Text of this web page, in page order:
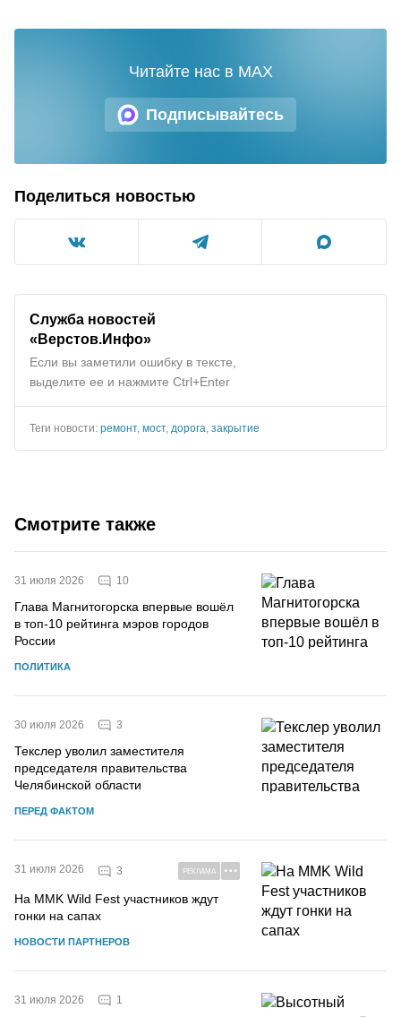
Подписывайтесь
Читайте нас в MAX
Поделиться новостью
Служба новостей
«Верстов.Инфо»
Если вы заметили ошибку в тексте,
выделите ее и нажмите Ctrl+Enter
Теги новости: ремонт, мост, дорога, закрытие
Смотрите также
31 июля 2026 10
Глава Магнитогорска впервые вошёл
в топ-10 рейтинга мэров городов
России
ПОЛИТИКА
30 июля 2026 3
Текслер уволил заместителя
председателя правительства
Челябинской области
ПЕРЕД ФАКТОМ
31 июля 2026 3 РЕКЛАМА
На MMK Wild Fest участников ждут
гонки на сапах
НОВОСТИ ПАРТНЕРОВ
31 июля 2026 1